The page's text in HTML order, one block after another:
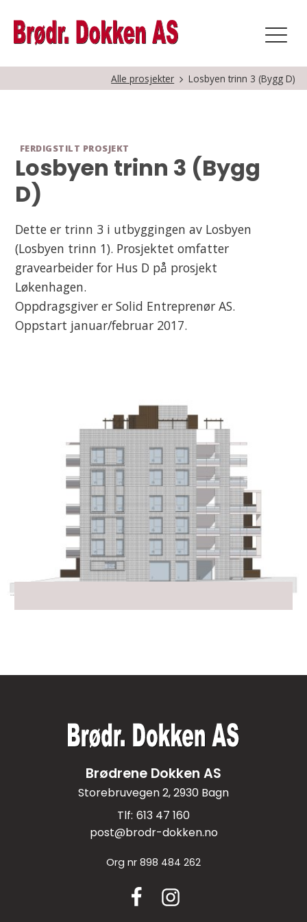
Alle prosjekter Losbyen trinn 3 (Bygg D)
FERDIGSTILT PROSJEKT
Losbyen trinn 3 (Bygg
D)
Dette er trinn 3 i utbyggingen av Losbyen
(Losbyen trinn 1). Prosjektet omfatter
gravearbeider for Hus D på prosjekt
Løkenhagen.
Oppdragsgiver er Solid Entreprenør AS.
Oppstart januar/februar 2017.
Brødrene Dokken AS
Storebruvegen 2, 2930 Bagn
613 47 160
post@brodr-dokken.no
Org nr 898 484 262